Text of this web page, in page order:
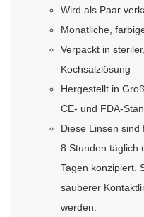
Wird als Paar
Monatliche,
Verpackt in
Kochsalzlösung
Hergestellt in
CE- und FDA-
Diese Linsen sind
8 Stunden täglich
Tagen konzipiert.
sauberer
werden.